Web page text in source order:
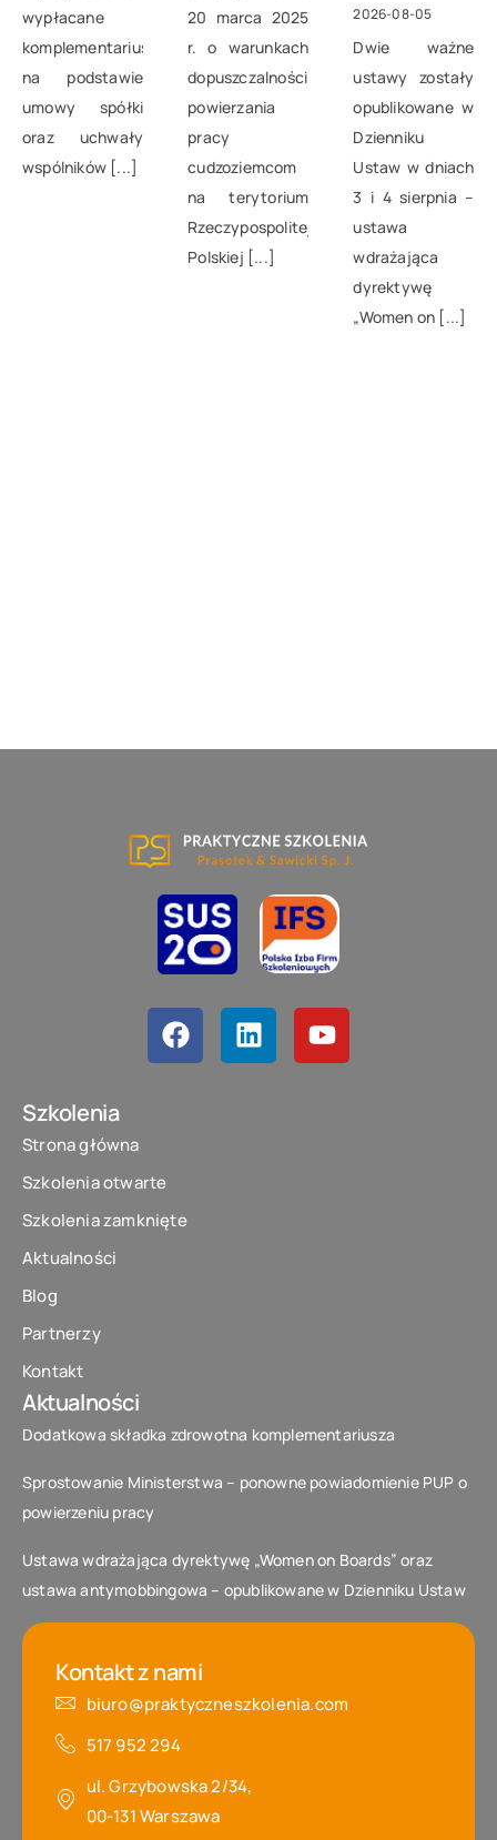
wypłacane
komplementariuszowi
na podstawie
umowy spółki
oraz uchwały
wspólników [...]
20 marca 2025
r. o warunkach
dopuszczalności
powierzania
pracy
cudzoziemcom
na terytorium
Rzeczypospolitej
Polskiej [...]
2026-08-05
Dwie ważne
ustawy zostały
opublikowane w
Dzienniku
Ustaw w dniach
3 i 4 sierpnia –
ustawa
wdrażająca
dyrektywę
„Women on [...]
Szkolenia
Strona główna
Szkolenia otwarte
Szkolenia zamknięte
Aktualności
Blog
Partnerzy
Kontakt
Aktualności
Dodatkowa składka zdrowotna komplementariusza
Sprostowanie Ministerstwa – ponowne powiadomienie PUP o
powierzeniu pracy
Ustawa wdrażająca dyrektywę „Women on Boards” oraz
ustawa antymobbingowa – opublikowane w Dzienniku Ustaw
Kontakt z nami
biuro@praktyczneszkolenia.com
517 952 294‬
ul. Grzybowska 2/34,
00-131 Warszawa